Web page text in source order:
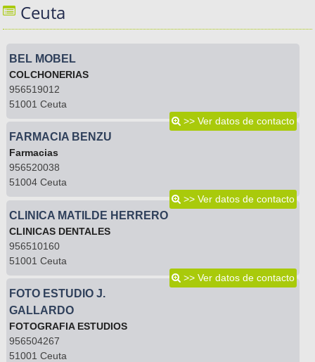
Ceuta
BEL MOBEL
COLCHONERIAS
956519012
51001 Ceuta
>> Ver datos de contacto
FARMACIA BENZU
Farmacias
956520038
51004 Ceuta
>> Ver datos de contacto
CLINICA MATILDE HERRERO
CLINICAS DENTALES
956510160
51001 Ceuta
>> Ver datos de contacto
FOTO ESTUDIO J.
GALLARDO
FOTOGRAFIA ESTUDIOS
956504267
51001 Ceuta